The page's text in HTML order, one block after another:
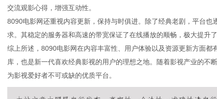
交流观影心得，增强互动性。
8090电影网还重视内容更新，保持与时俱进。除了经典老剧，平台
求。其稳定的服务器和高速的带宽保证了在线播放的顺畅，极大提升
综上所述，8090电影网在内容丰富性、用户体验以及资源更新方面
库，也是新一代喜欢经典影视的用户的理想之地。随着影视产业的
为影视爱好者不可或缺的优质平台。